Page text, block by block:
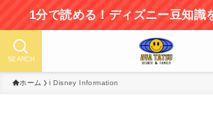
1分で読める！ディズニー豆知識を
SEARCH
ホーム ℹ️ Disney Information